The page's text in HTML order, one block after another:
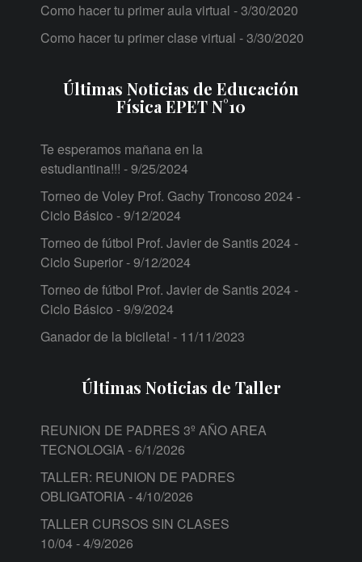
Como hacer tu primer aula virtual - 3/30/2020
Como hacer tu primer clase virtual - 3/30/2020
Últimas Noticias de Educación
Física EPET N°10
Te esperamos mañana en la
estudiantina!!! - 9/25/2024
Torneo de Voley Prof. Gachy Troncoso 2024 -
Ciclo Básico - 9/12/2024
Torneo de fútbol Prof. Javier de Santis 2024 -
Ciclo Superior- 9/12/2024
Torneo de fútbol Prof. Javier de Santis 2024 -
Ciclo Básico - 9/9/2024
Ganador de la bicileta! - 11/11/2023
Últimas Noticias de Taller
REUNION DE PADRES 3º AÑO AREA
TECNOLOGIA- 6/1/2026
TALLER: REUNION DE PADRES
OBLIGATORIA- 4/10/2026
TALLER CURSOS SIN CLASES
10/04- 4/9/2026